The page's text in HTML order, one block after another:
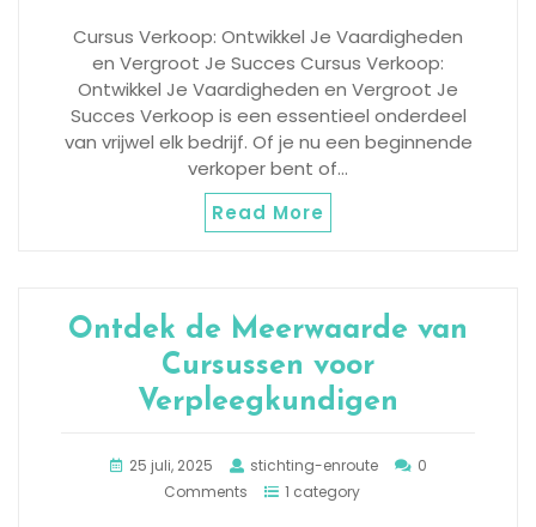
Cursus Verkoop: Ontwikkel Je Vaardigheden
en Vergroot Je Succes Cursus Verkoop:
Ontwikkel Je Vaardigheden en Vergroot Je
Succes Verkoop is een essentieel onderdeel
van vrijwel elk bedrijf. Of je nu een beginnende
verkoper bent of…
Read More
Ontdek de Meerwaarde van
Cursussen voor
Verpleegkundigen
25 juli, 2025 stichting-enroute
0
Comments
1 category